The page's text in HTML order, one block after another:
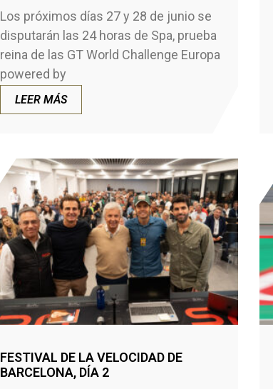
Los próximos días 27 y 28 de junio se
disputarán las 24 horas de Spa, prueba
reina de las GT World Challenge Europa
powered by
LEER MÁS
FESTIVAL DE LA VELOCIDAD DE
BARCELONA, DÍA 2